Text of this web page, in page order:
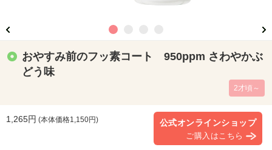
おやすみ前のフッ素コート 950ppm さわやかぶ
どう味
2才頃～
1,265円 (本体価格1,150円) 公式オンラインショップ
ご購入はこちら